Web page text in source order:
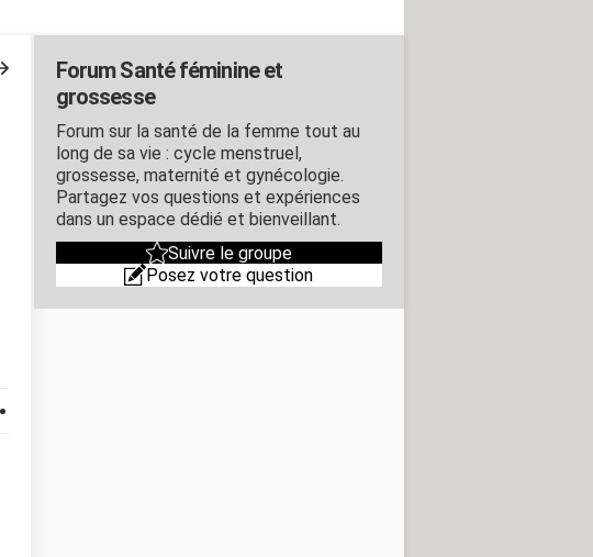
Forum Santé féminine et
grossesse
Forum sur la santé de la femme tout au
long de sa vie : cycle menstruel,
grossesse, maternité et gynécologie.
Partagez vos questions et expériences
dans un espace dédié et bienveillant.
Suivre le groupe
Posez votre question